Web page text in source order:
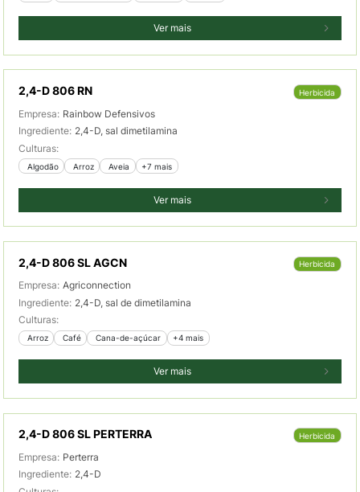
Ver mais
2,4-D 806 RN Herbicida
Empresa: Rainbow Defensivos
Ingrediente: 2,4-D, sal dimetilamina
Culturas:
Algodão Arroz Aveia +7 mais
Ver mais
2,4-D 806 SL AGCN Herbicida
Empresa: Agriconnection
Ingrediente: 2,4-D, sal de dimetilamina
Culturas:
Arroz Café Cana-de-açúcar +4 mais
Ver mais
2,4-D 806 SL PERTERRA Herbicida
Empresa: Perterra
Ingrediente: 2,4-D